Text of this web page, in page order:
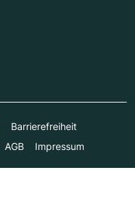
Barrierefreiheit
AGB Impressum